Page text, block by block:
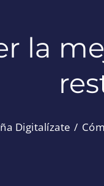
la
Digitalízate